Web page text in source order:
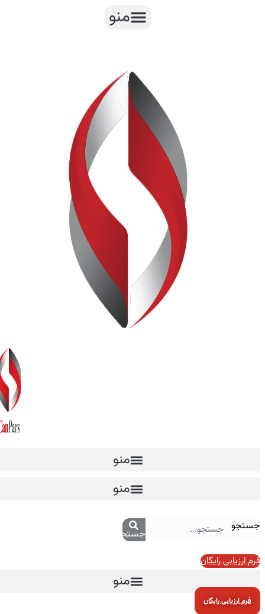
منو
منو
منو
جستجو
جستجو
فرم ارزیابی رایگان
منو
فرم ارزیابی رایگان